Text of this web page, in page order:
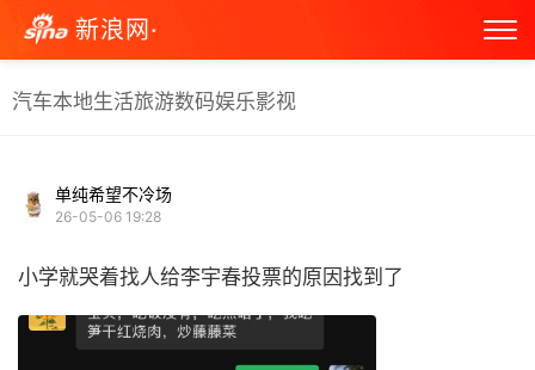
新浪网·
汽车本地生活旅游数码娱乐影视
单纯希望不冷场
26-05-06 19:28
小学就哭着找人给李宇春投票的原因找到了 ​